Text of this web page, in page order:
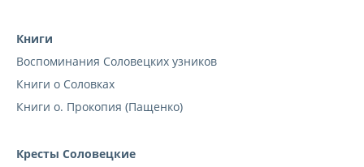
Книги
Воспоминания Соловецких узников
Книги о Соловках
Книги о. Прокопия (Пащенко)
Кресты Соловецкие